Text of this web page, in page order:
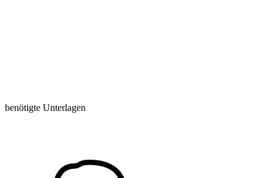
benötigte Unterlagen